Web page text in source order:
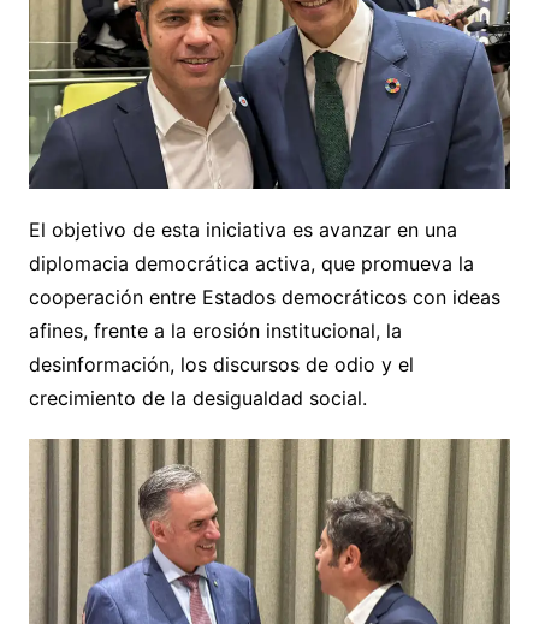
El objetivo de esta iniciativa es avanzar en una
diplomacia democrática activa, que promueva la
cooperación entre Estados democráticos con ideas
afines, frente a la erosión institucional, la
desinformación, los discursos de odio y el
crecimiento de la desigualdad social.